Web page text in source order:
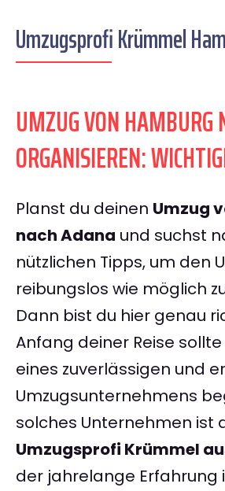
Umzugsprofi Krümmel
UMZUG VON HAMBURG
ORGANISIEREN:
Planst du deinen Umzug
nach Adana und suchst
nützlichen Tipps, um den
reibungslos wie möglich
Dann bist du hier genau
Anfang deiner Reise
eines zuverlässigen und
Umzugsunternehmens
solches Unternehmen ist
Umzugsprofi Krümmel
der jahrelange Erfahrung